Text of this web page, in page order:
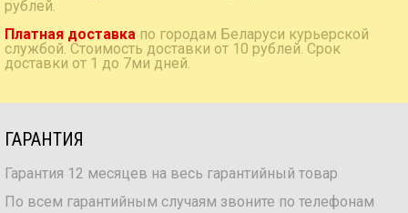
рублей.
Платная доставка по городам Беларуси курьерской
службой. Стоимость доставки от 10 рублей. Срок
доставки от 1 до 7ми дней.
ГАРАНТИЯ
Гарантия 12 месяцев на весь гарантийный товар
По всем гарантийным случаям звоните по телефонам